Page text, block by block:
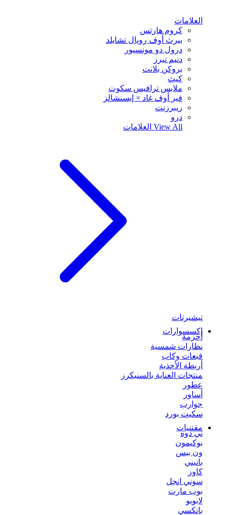
العلامات
كروم هارتس
بيرث أوف رويال تشايلد
درول دو مونسيور
دنيم تيرز
بروكن بلانت
كيث
ملابس ترافيس سكوت
فير أوف غاد × إيسنشالز
ريبرزنت
درو
View All العلامات
تيشيرتات
إكسسوارات
أحزمة
نظارات شمسية
قبعات وكاب
أربطة الأحذية
منتجات العناية بالسنيكرز
عطور
أساور
جوارب
سكيت بورد
مقتنيات
ني دوه
بوكيمون
ون بيس
بانيني
كاوز
سوني انجل
بوب مارت
لابوبو
بانكسي